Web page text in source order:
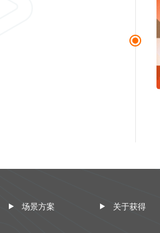
场景方案 关于获得